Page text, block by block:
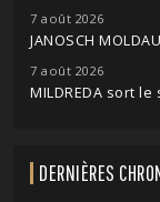
7 août 2026
JANOSCH
7 août 2026
MILDREDA sort le
DERNIÈRES